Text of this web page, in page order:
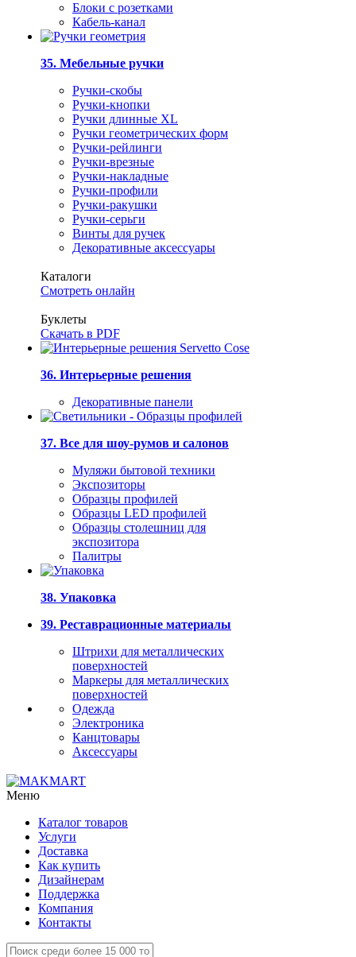
Блоки с розетками
Кабель-канал
35. Мебельные ручки
Ручки-скобы
Ручки-кнопки
Ручки длинные XL
Ручки геометрических форм
Ручки-рейлинги
Ручки-врезные
Ручки-накладные
Ручки-профили
Ручки-ракушки
Ручки-серьги
Винты для ручек
Декоративные аксессуары
Каталоги
Смотреть онлайн
Буклеты
Скачать в PDF
36. Интерьерные решения
Декоративные панели
37. Все для шоу-румов и салонов
Муляжи бытовой техники
Экспозиторы
Образцы профилей
Образцы LED профилей
Образцы столешниц для
экспозитора
Палитры
38. Упаковка
39. Реставрационные материалы
Штрихи для металлических
поверхностей
Маркеры для металлических
поверхностей
Одежда
Электроника
Канцтовары
Аксессуары
Меню
Каталог товаров
Услуги
Доставка
Как купить
Дизайнерам
Поддержка
Компания
Контакты